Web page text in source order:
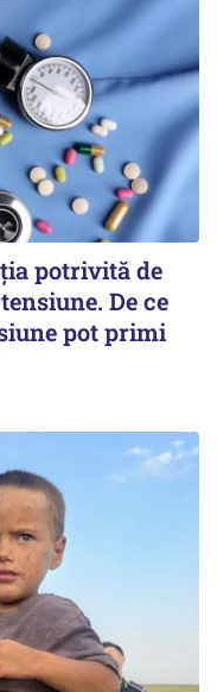
potrivită de
De ce
pot primi